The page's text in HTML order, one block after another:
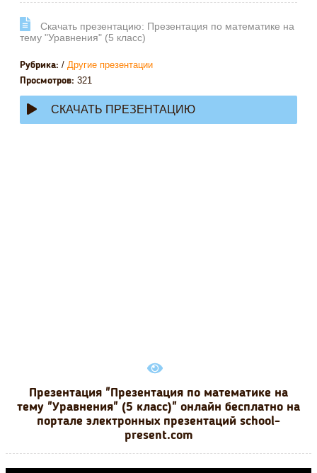
Cкачать презентацию: Презентация по математике на
тему "Уравнения" (5 класс)
Рубрика: / Другие презентации
Просмотров: 321
СКАЧАТЬ ПРЕЗЕНТАЦИЮ
Презентация "Презентация по математике на
тему "Уравнения" (5 класс)" онлайн бесплатно на
портале электронных презентаций school-
present.com